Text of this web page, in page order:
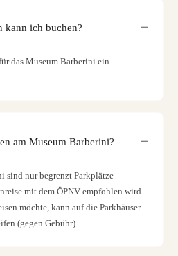
kann ich buchen?
das Museum Barberini ein
am Museum Barberini?
sind nur begrenzt Parkplätze
mit dem ÖPNV empfohlen wird.
möchte, kann auf die Parkhäuser
(gegen Gebühr).